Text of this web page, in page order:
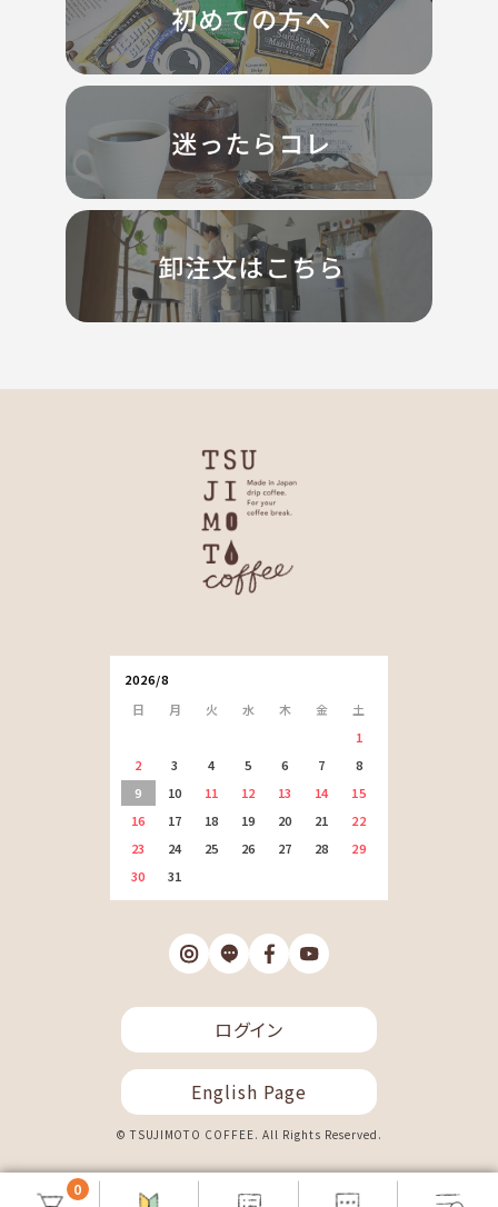
0
2026/8
日
月 火 水 木 金
土
1
2
3 4 5 6 7
8
9
10 11 12 13 14
15
16
17 18 19 20 21
22
23
24 25 26 27 28
29
30
31
ログイン
English Page
© TSUJIMOTO COFFEE. All Rights Reserved.